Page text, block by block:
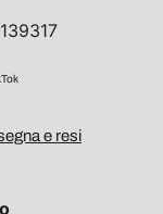
e resi